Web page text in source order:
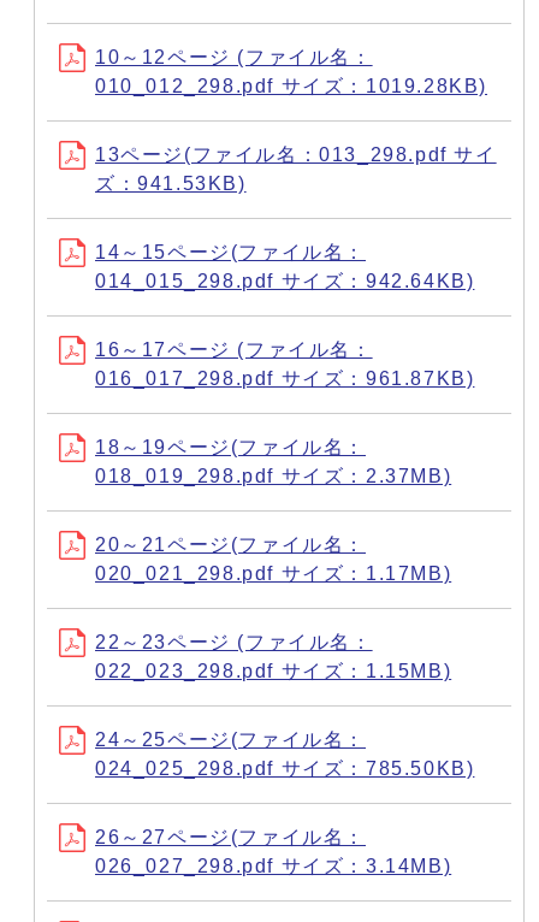
10～12ページ (ファイル名：
010_012_298.pdf サイズ：1019.28KB)
13ページ(ファイル名：013_298.pdf サイ
ズ：941.53KB)
14～15ページ(ファイル名：
014_015_298.pdf サイズ：942.64KB)
16～17ページ (ファイル名：
016_017_298.pdf サイズ：961.87KB)
18～19ページ(ファイル名：
018_019_298.pdf サイズ：2.37MB)
20～21ページ(ファイル名：
020_021_298.pdf サイズ：1.17MB)
22～23ページ (ファイル名：
022_023_298.pdf サイズ：1.15MB)
24～25ページ(ファイル名：
024_025_298.pdf サイズ：785.50KB)
26～27ページ(ファイル名：
026_027_298.pdf サイズ：3.14MB)